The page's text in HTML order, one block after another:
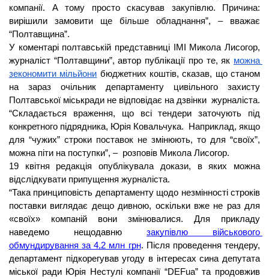
компанії. А тому просто скасував закупівлю. Причина:
вирішили замовити ще більше обладнання”, – вважає
“Полтавщина”.
У коментарі полтавській представниці ІМІ Микола Лисогор,
журналіст “Полтавщини”, автор публікації про те, як можна
зекономити мільйони бюджетних коштів, сказав, що станом
на зараз очільник департаменту цивільного захисту
Полтавської міськради не відповідає на дзвінки  журналіста.
“Складається враження, що всі тендери заточують під
конкретного підрядника, Юрія Ковальчука.  Наприклад, якщо
для “чужих” строки поставок не змінюють, то для “своїх”,
можна піти на поступки”, –  розповів Микола Лисогор.
19 квітня редакція опублікувала докази, в яких можна
відслідкувати припущення журналіста.
“Така принциповість департаменту щодо незмінності строків
поставки виглядає дещо дивною, оскільки вже не раз для
«своїх» компаній вони змінювалися. Для прикладу
наведемо нещодавню закупівлю військового
обмундирування за 4,2 млн грн. Після проведення тендеру,
департамент підкорегував угоду в інтересах сина депутата
міської ради Юрія Нестулі компанії “DEFua” та продовжив